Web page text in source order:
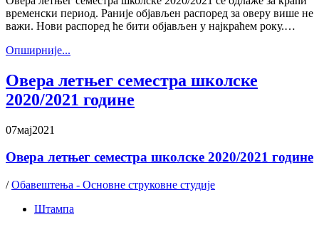
временски период. Раније објављен распоред за оверу више не
важи. Нови распоред ће бити објављен у најкраћем року.…
Oпширније...
Овера летњег семестра школске
2020/2021 године
07мај2021
Овера летњег семестра школске 2020/2021 године
/Обавештења - Основне струковне студије
Штампа